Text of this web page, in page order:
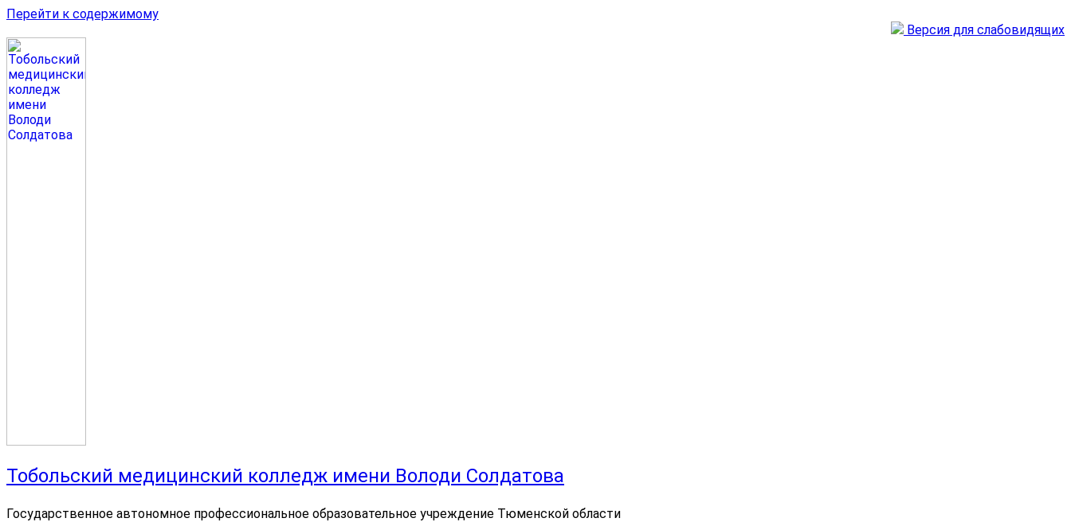
Перейти к содержимому
Версия для слабовидящих
Тобольский медицинский колледж имени Володи Солдатова
Государственное автономное профессиональное образовательное учреждение Тюменской области